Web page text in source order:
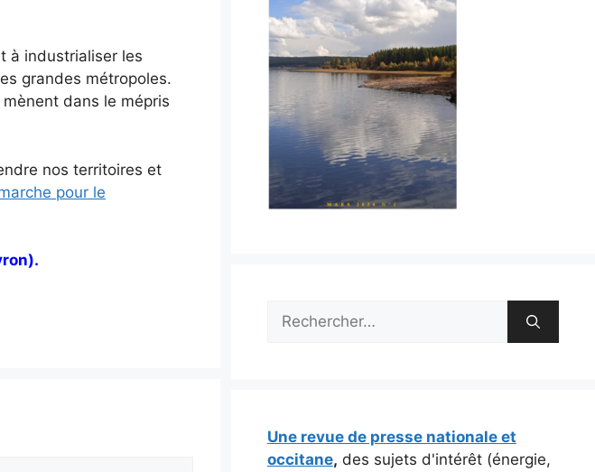
à industrialiser les
grandes métropoles.
dans le mépris
nos territoires et
pour le
Rechercher :
Une revue de presse nationale et
occitane, des sujets d'intérêt (énergie,